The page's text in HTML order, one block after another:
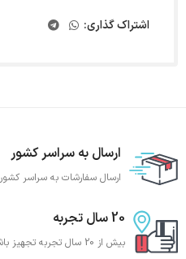
اشتراک گذاری:
ارسال به سراسر کشور
ارسال سفارشات به سراسر کشور
20 سال تجربه
بیش از 20 سال تجربه تجهیز باشگاه بدنسازی